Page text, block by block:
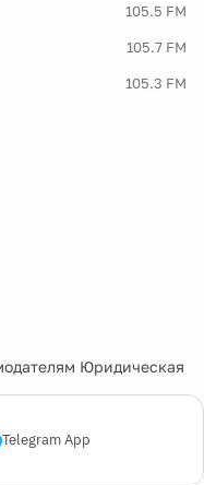
105.5 FM
105.7 FM
105.3 FM
Юридическая
Telegram App